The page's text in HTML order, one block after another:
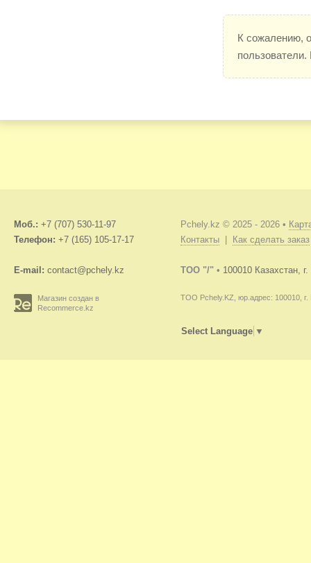
К сожалению,
Моб.: +7 (707) 530-11-97
Телефон: +7 (165) 105-17-17
E-mail: contact@pchely.kz
Магазин создан в
Recommerce.kz
Pchely.kz © 2025 - 2026 •
Контакты
Как сделать заказ
TOO "/" • 100010 Казахстан,
ТОО Pchely.KZ, юр.адрес: 100010, г.
Select Language ▼